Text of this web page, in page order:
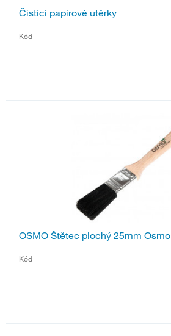
Čisticí papírové utěrky
Kód
OSMO Štětec plochý 25mm Osmo
Kód